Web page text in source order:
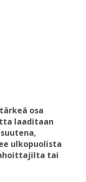
osa
laaditaan
ulkopuolista
tai